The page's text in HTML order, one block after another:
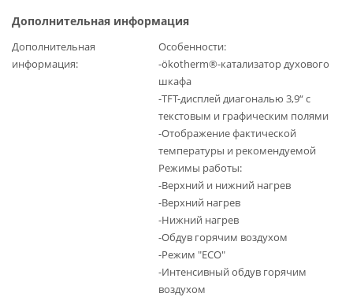
Дополнительная информация
Дополнительная
информация
Особенности:
-ökotherm®-катализатор духового
шкафа
-TFT-дисплей диагональю 3,9“ с
текстовым и графическим полями
-Отображение фактической
температуры и рекомендуемой
Режимы работы:
-Верхний и нижний нагрев
-Верхний нагрев
-Нижний нагрев
-Обдув горячим воздухом
-Режим "ECO"
-Интенсивный обдув горячим
воздухом